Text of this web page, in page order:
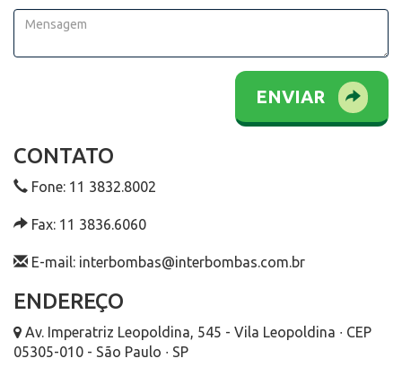
ENVIAR
CONTATO
Fone: 11 3832.8002
Fax: 11 3836.6060
E-mail: interbombas@interbombas.com.br
ENDEREÇO
Av. Imperatriz Leopoldina, 545 - Vila Leopoldina ∙ CEP
05305-010 - São Paulo ∙ SP